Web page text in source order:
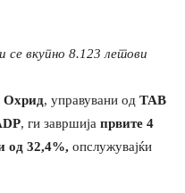
се вкупно 8.123 летови
Охрид, управувани од ТАВ
, ги завршија првите 4
од 32,4%, опслужувајќи